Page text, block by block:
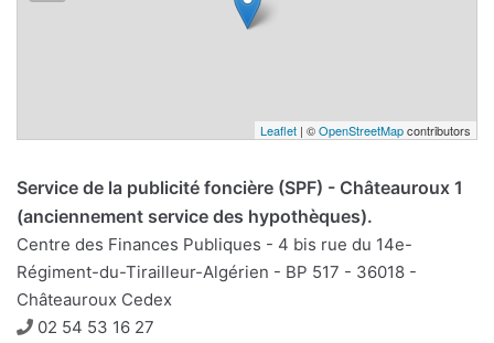
Leaflet | ©OpenStreetMapcontributors
Service de la publicité foncière (SPF) - Châteauroux 1
(anciennement service des hypothèques).
Centre des Finances Publiques - 4 bis rue du 14e-
Régiment-du-Tirailleur-Algérien - BP 517 - 36018 -
Châteauroux Cedex
Téléphone
02 54 53 16 27